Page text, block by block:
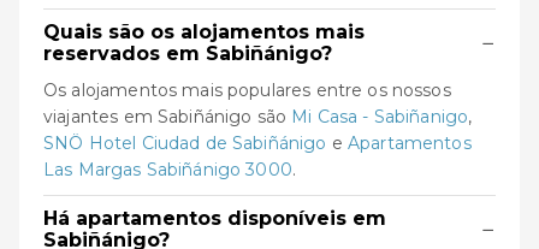
Quais são os alojamentos mais
reservados em Sabiñánigo?
−
Os alojamentos mais populares entre os nossos
viajantes em Sabiñánigo são Mi Casa - Sabiñanigo,
SNÖ Hotel Ciudad de Sabiñánigo e Apartamentos
Las Margas Sabiñánigo 3000.
Há apartamentos disponíveis em
Sabiñánigo?
−